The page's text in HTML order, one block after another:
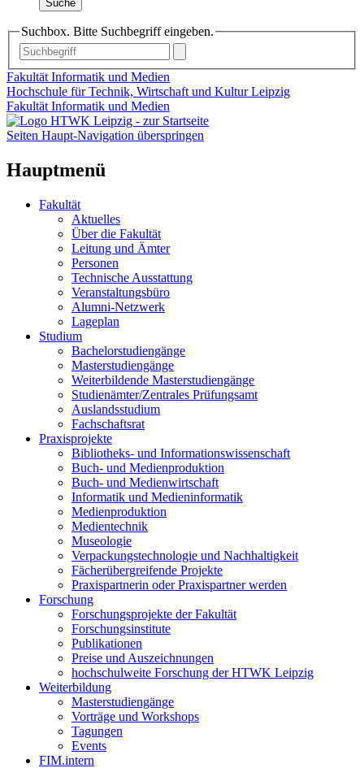
Suche
Suchbox. Bitte Suchbegriff eingeben.
Fakultät Informatik und Medien
Hochschule für Technik, Wirtschaft und Kultur Leipzig
Fakultät Informatik und Medien
Seiten Haupt-Navigation überspringen
Hauptmenü
Fakultät
Aktuelles
Über die Fakultät
Leitung und Ämter
Personen
Technische Ausstattung
Veranstaltungsbüro
Alumni-Netzwerk
Lageplan
Studium
Bachelorstudiengänge
Masterstudiengänge
Weiterbildende Masterstudiengänge
Studienämter/Zentrales Prüfungsamt
Auslandsstudium
Fachschaftsrat
Praxisprojekte
Bibliotheks- und Informationswissenschaft
Buch- und Medienproduktion
Buch- und Medienwirtschaft
Informatik und Medieninformatik
Medienproduktion
Medientechnik
Museologie
Verpackungstechnologie und Nachhaltigkeit
Fächerübergreifende Projekte
Praxispartnerin oder Praxispartner werden
Forschung
Forschungsprojekte der Fakultät
Forschungsinstitute
Publikationen
Preise und Auszeichnungen
hochschulweite Forschung der HTWK Leipzig
Weiterbildung
Masterstudiengänge
Vorträge und Workshops
Tagungen
Events
FIM.intern